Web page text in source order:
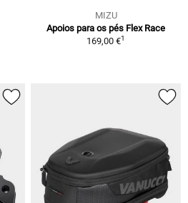
MIZU
Apoios para os pés Flex Race
169,00 €1